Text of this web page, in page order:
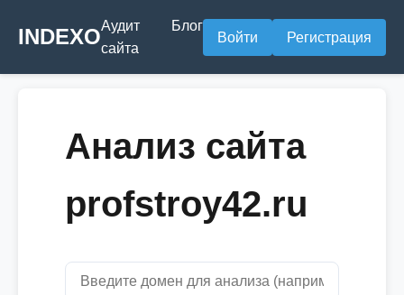
INDEXOАудит
сайта
Блог
Войти Регистрация
Анализ сайта
profstroy42.ru